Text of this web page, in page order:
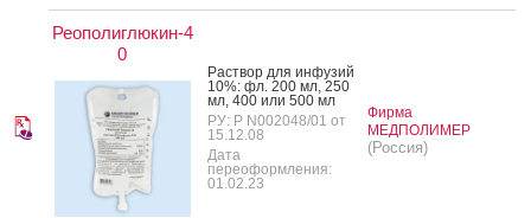
Реополиглюкин-4
0
Рас­твор для ин­фу­зий
10%: фл. 200 мл, 250
мл, 400 или 500 мл
РУ: Р N002048/01 от
15.12.08
Дата
переоформления:
01.02.23
Фирма
МЕДПОЛИМЕР
(Россия)